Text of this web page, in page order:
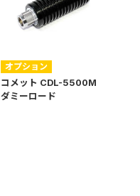
オプション
コメット CDL-5500M
ダミーロード